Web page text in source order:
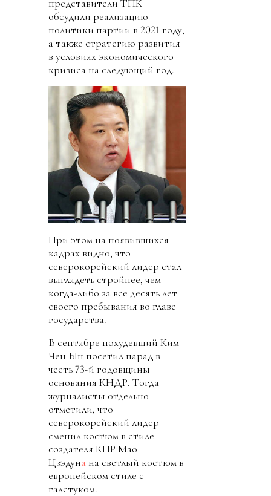
представители ТПК
обсудили реализацию
политики партии в 2021 году,
а также стратегию развития
в условиях экономического
кризиса на следующий год.
При этом на появившихся
кадрах видно, что
северокорейский лидер стал
выглядеть стройнее, чем
когда-либо за все десять лет
своего пребывания во главе
государства.
В сентябре похудевший Ким
Чен Ын посетил парад в
честь 73-й годовщины
основания КНДР. Тогда
журналисты отдельно
отметили, что
северокорейский лидер
сменил костюм в стиле
создателя КНР Мао
Цзэдуна на светлый костюм в
европейском стиле с
галстуком.